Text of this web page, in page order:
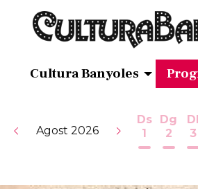
Cultura Banyoles
Agost 2026
Ds
1
Dissabte
Dg
2
Dl
3